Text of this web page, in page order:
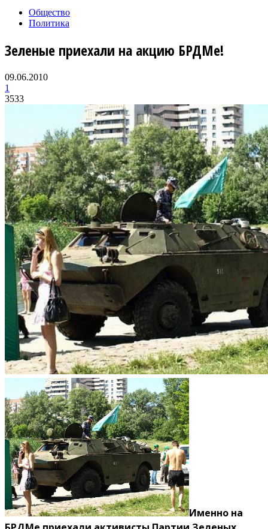
Общество
Политика
Зеленые приехали на акцию БРДМе!
09.06.2010
1
3533
Именно на